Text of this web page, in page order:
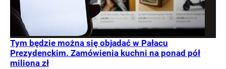
Tym będzie można się objadać w Pałacu
Prezydenckim. Zamówienia kuchni na ponad pół
miliona zł